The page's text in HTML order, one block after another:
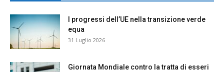
I progressi dell’UE nella transizione verde
equa
31 Luglio 2026
Giornata Mondiale contro la tratta di esseri